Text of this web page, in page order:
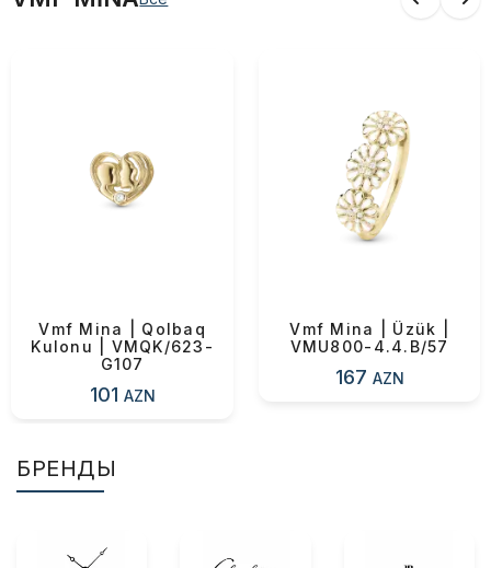
Vmf Mina | Qolbaq
Kulonu | VMQK/623-
G107
101 AZN
Vmf Mina | Üzük |
VMU800-4.4.B/57
167 AZN
БРЕНДЫ